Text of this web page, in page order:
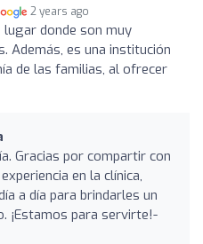
2 years ago
lugar donde son muy
Además, es una institución
de las familias, al ofrecer
Gracias por compartir con
en la clínica,
a día para brindarles un
¡Estamos para servirte!-